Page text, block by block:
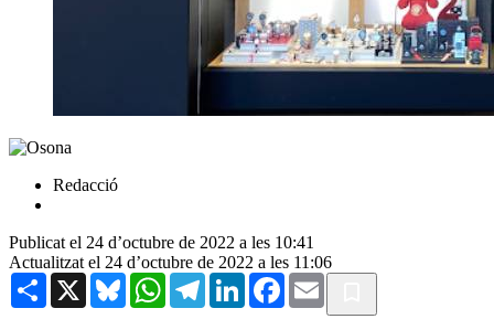
Redacció
Publicat el 24 d’octubre de 2022 a les 10:41
Actualitzat el 24 d’octubre de 2022 a les 11:06
Share X BlueskyWhatsAppTelegramLinkedInFacebook
Email